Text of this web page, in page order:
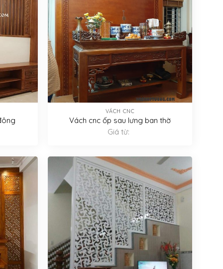
VÁCH CNC
Vách cnc ốp sau lưng ban thờ
Giá từ: